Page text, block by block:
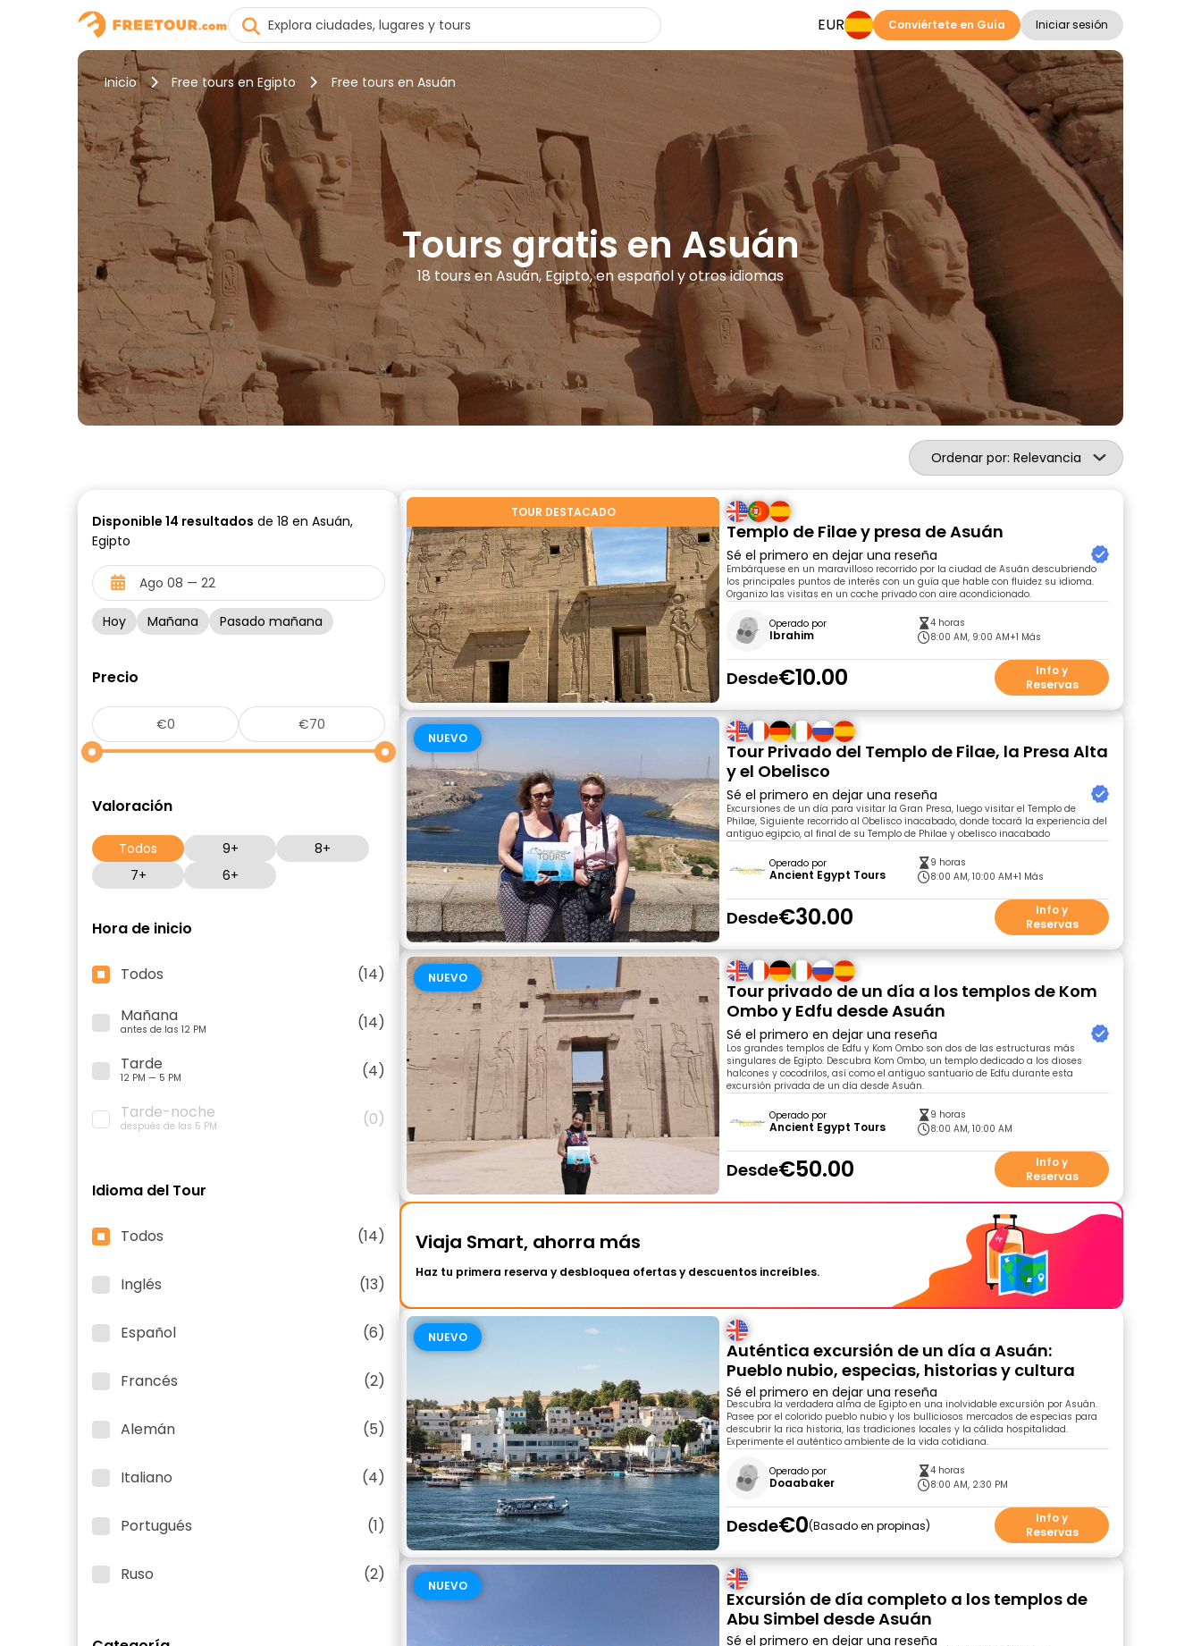
EUR Conviértete en Guía Iniciar sesión
Inicio Free tours en Egipto Free tours en Asuán
Tours gratis en Asuán
18 tours en Asuán, Egipto, en español y otros idiomas
Ordenar por: Relevancia
Disponible 14 resultados de 18 en Asuán,
Egipto
Hoy Mañana Pasado mañana
Precio
Valoración
Todos 9+
8+
7+
6+
Hora de inicio
Todos
(14)
Mañana
antes de las 12 PM
(14)
Tarde
12 PM — 5 PM
(4)
Tarde-noche
después de las 5 PM (0)
Idioma del Tour
Todos (14)
Inglés (13)
Español (6)
Francés (2)
Alemán (5)
Italiano (4)
Portugués (1)
Ruso (2)
TOUR DESTACADO
Templo de Filae y presa de Asuán
Sé el primero en dejar una reseña
Embárquese en un maravilloso recorrido por la ciudad de Asuán descubriendo
los principales puntos de interés con un guía que hable con fluidez su idioma.
Organizo las visitas en un coche privado con aire acondicionado.
Operado por
Ibrahim
4 horas
8:00 AM, 9:00 AM+1 Más
Desde€10.00
Info y
Reservas
NUEVO
Tour Privado del Templo de Filae, la Presa Alta
y el Obelisco
Sé el primero en dejar una reseña
Excursiones de un día para visitar la Gran Presa, luego visitar el Templo de
Philae, Siguiente recorrido al Obelisco inacabado, donde tocará la experiencia del
antiguo egipcio, al final de su Templo de Philae y obelisco inacabado
Operado por
Ancient Egypt Tours
9 horas
8:00 AM, 10:00 AM+1 Más
Desde€30.00
Info y
Reservas
NUEVO
Tour privado de un día a los templos de Kom
Ombo y Edfu desde Asuán
Sé el primero en dejar una reseña
Los grandes templos de Edfu y Kom Ombo son dos de las estructuras más
singulares de Egipto. Descubra Kom Ombo, un templo dedicado a los dioses
halcones y cocodrilos, así como el antiguo santuario de Edfu durante esta
excursión privada de un día desde Asuán.
Operado por
Ancient Egypt Tours
9 horas
8:00 AM, 10:00 AM
Desde€50.00
Info y
Reservas
Viaja Smart, ahorra más
Haz tu primera reserva y desbloquea ofertas y descuentos increíbles.
NUEVO
Auténtica excursión de un día a Asuán:
Pueblo nubio, especias, historias y cultura
Sé el primero en dejar una reseña
Descubra la verdadera alma de Egipto en una inolvidable excursión por Asuán.
Pasee por el colorido pueblo nubio y los bulliciosos mercados de especias para
descubrir la rica historia, las tradiciones locales y la cálida hospitalidad.
Experimente el auténtico ambiente de la vida cotidiana.
Operado por
Doaabaker
4 horas
8:00 AM, 2:30 PM
Desde€0 Basado en propinas
Info y
Reservas
NUEVO
Excursión de día completo a los templos de
Abu Simbel desde Asuán
Sé el primero en dejar una reseña